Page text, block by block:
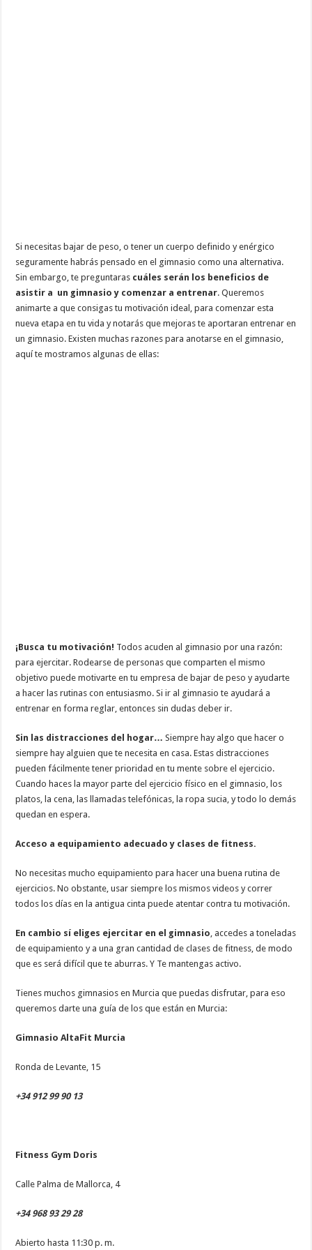
Si necesitas bajar de peso, o tener un cuerpo definido y enérgico
seguramente habrás pensado en el gimnasio como una alternativa.
Sin embargo, te preguntaras cuáles serán los beneficios de
asistir a un gimnasio y comenzar a entrenar. Queremos
animarte a que consigas tu motivación ideal, para comenzar esta
nueva etapa en tu vida y notarás que mejoras te aportaran entrenar en
un gimnasio. Existen muchas razones para anotarse en el gimnasio,
aquí te mostramos algunas de ellas:
¡Busca tu motivación! Todos acuden al gimnasio por una razón:
para ejercitar. Rodearse de personas que comparten el mismo
objetivo puede motivarte en tu empresa de bajar de peso y ayudarte
a hacer las rutinas con entusiasmo. Si ir al gimnasio te ayudará a
entrenar en forma reglar, entonces sin dudas deber ir.
Sin las distracciones del hogar…Siempre hay algo que hacer o
siempre hay alguien que te necesita en casa. Estas distracciones
pueden fácilmente tener prioridad en tu mente sobre el ejercicio.
Cuando haces la mayor parte del ejercicio físico en el gimnasio, los
platos, la cena, las llamadas telefónicas, la ropa sucia, y todo lo demás
quedan en espera.
Acceso a equipamiento adecuado y clases de fitness.
No necesitas mucho equipamiento para hacer una buena rutina de
ejercicios. No obstante, usar siempre los mismos videos y correr
todos los días en la antigua cinta puede atentar contra tu motivación.
En cambio sí eliges ejercitar en el gimnasio , accedes a toneladas
de equipamiento y a una gran cantidad de clases de fitness, de modo
que es será difícil que te aburras. Y Te mantengas activo.
Tienes muchos gimnasios en Murcia que puedas disfrutar, para eso
queremos darte una guía de los que están en Murcia:
Gimnasio AltaFit Murcia
Ronda de Levante, 15
+34 912 99 90 13
Fitness Gym Doris
Calle Palma de Mallorca, 4
+34 968 93 29 28
Abierto hasta 11:30 p. m.